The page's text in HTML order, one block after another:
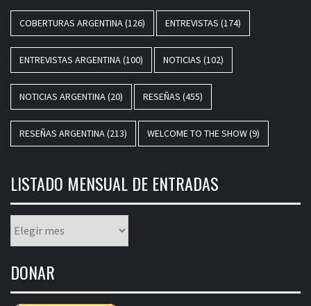
COBERTURAS ARGENTINA(126) ENTREVISTAS (174)
ENTREVISTAS ARGENTINA(100) NOTICIAS (102)
NOTICIAS ARGENTINA(20) RESEÑAS (455)
RESEÑAS ARGENTINA(213) WELCOME TO THE SHOW(9)
LISTADO MENSUAL DE ENTRADAS
mensual
entradas
DONAR